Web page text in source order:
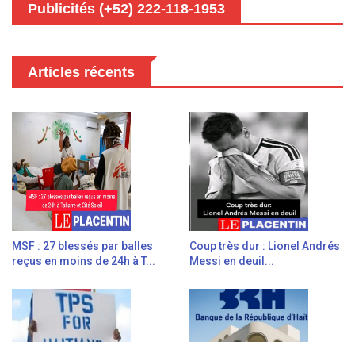
Publicités (+52) 222-118-1953
Articles récents
MSF : 27 blessés par balles
reçus en moins de 24h à T...
Coup très dur : Lionel Andrés
Messi en deuil...